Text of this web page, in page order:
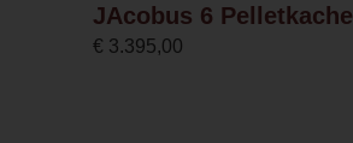
JAcobus 6 Pelletkachel
€ 3.395,00